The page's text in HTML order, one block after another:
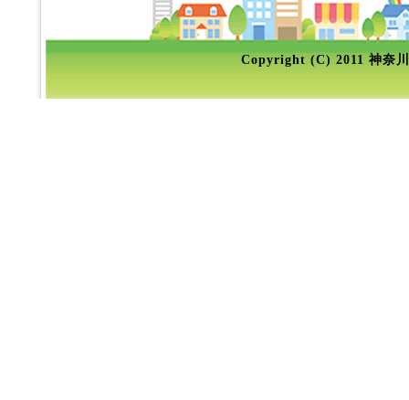
Copyright (C) 2011 神奈